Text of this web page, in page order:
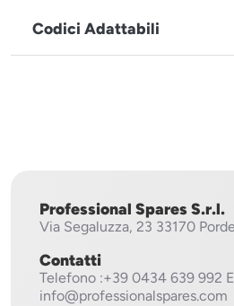
Codici Adattabili
Professional Spares S.r.l.
Via Segaluzza, 23 33170
Contatti
Telefono :+39 0434 639 992
info@professionalspares.com